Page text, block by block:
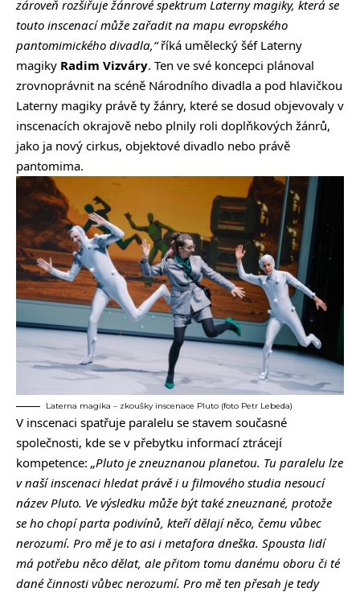
zároveň rozšiřuje žánrové spektrum Laterny magiky, která se
touto inscenací může zařadit na mapu evropského
pantomimického divadla,“říká umělecký šéf Laterny
magiky Radim Vizváry. Ten ve své koncepci plánoval
zrovnoprávnit na scéně Národního divadla a pod hlavičkou
Laterny magiky právě ty žánry, které se dosud objevovaly v
inscenacích okrajově nebo plnily roli doplňkových žánrů,
jako ja nový cirkus, objektové divadlo nebo právě
pantomima.
Laterna magika – zkoušky inscenace Pluto (foto Petr Lebeda)
V inscenaci spatřuje paralelu se stavem současné
společnosti, kde se v přebytku informací ztrácejí
kompetence: „Pluto je zneuznanou planetou. Tu paralelu lze
v naší inscenaci hledat právě i u filmového studia nesoucí
název Pluto. Ve výsledku může být také zneuznané, protože
se ho chopí parta podivínů, kteří dělají něco, čemu vůbec
nerozumí. Pro mě je to asi i metafora dneška. Spousta lidí
má potřebu něco dělat, ale přitom tomu danému oboru či té
dané činnosti vůbec nerozumí. Pro mě ten přesah je tedy